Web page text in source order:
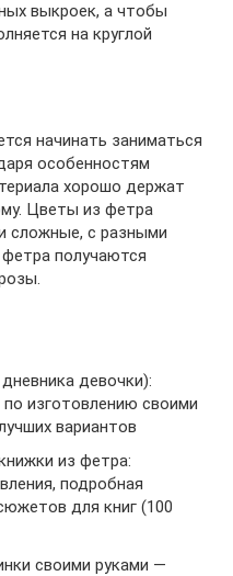
выкроек, а чтобы
на круглой
начинать заниматься
особенностям
хорошо держат
Цветы из фетра
сложные, с разными
получаются
девочки):
изготовлению своими
вариантов
из фетра:
подробная
для книг (100
своими руками —